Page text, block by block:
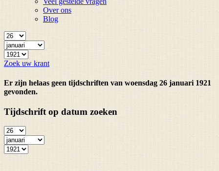
Over ons
Blog
Zoek uw krant
Er zijn helaas geen tijdschriften van woensdag 26 januari 1921
gevonden.
Tijdschrift op datum zoeken